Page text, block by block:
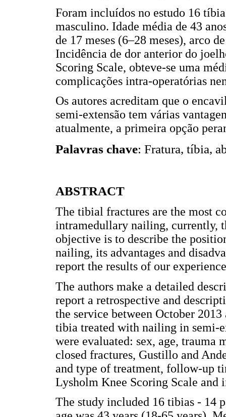
Foram incluídos no estudo 16
masculino. Idade média de 43
de 17 meses (6–28 meses), arco
Incidência de dor anterior do
Scoring Scale, obteve-se uma
complicações intra-operatórias
Os autores acreditam que o
semi-extensão tem várias
atualmente, a primeira opção
Palavras chave: Fratura, tíbia,
ABSTRACT
The tibial fractures are the most
intramedullary nailing, currently,
objective is to describe the
nailing, its advantages and
report the results of our
The authors make a detailed
report a retrospective and
the service between October
tibia treated with nailing in semi-
were evaluated: sex, age, trauma
closed fractures, Gustillo and
and type of treatment, follow-up
Lysholm Knee Scoring Scale and
The study included 16 tibias - 14